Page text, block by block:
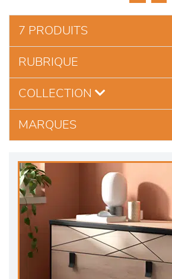
cuisine & sur-mesure
7 PRODUITS
RUBRIQUE
COLLECTION
MARQUES